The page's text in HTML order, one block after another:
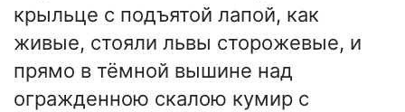
крыльце с подъятой лапой, как
живые, стояли львы сторожевые, и
прямо в тёмной вышине над
огражденною скалою кумир с